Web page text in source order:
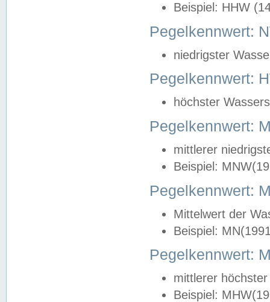
Beispiel: HHW
Pegelkennwert:
niedrigster
Pegelkennwert:
höchster
Pegelkennwert:
mittlerer
Beispiel:
Pegelkennwert:
Mittelwert der
Beispiel:
Pegelkennwert:
mittlerer
Beispiel: